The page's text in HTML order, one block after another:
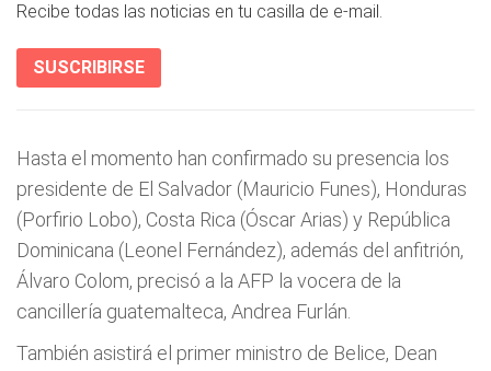
Recibe todas las noticias en tu casilla de e-mail.
SUSCRIBIRSE
Hasta el momento han confirmado su presencia los
presidente de El Salvador (Mauricio Funes), Honduras
(Porfirio Lobo), Costa Rica (Óscar Arias) y República
Dominicana (Leonel Fernández), además del anfitrión,
Álvaro Colom, precisó a la AFP la vocera de la
cancillería guatemalteca, Andrea Furlán.
También asistirá el primer ministro de Belice, Dean